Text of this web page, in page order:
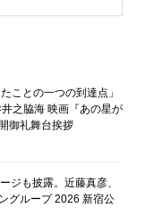
ことの一つの到達点」
之脇海 映画『あの星が
御礼舞台挨拶
ジも披露。近藤真彦、
グループ 2026 新宿公